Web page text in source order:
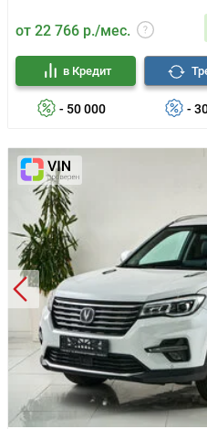
от 22 766 р./мес.
- 50 000
в Кредит
-